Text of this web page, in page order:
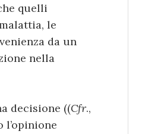
quelli
le
da un
nella
decisione ((Cfr.,
l’opinione